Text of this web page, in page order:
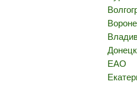
Донецк
ЕАО